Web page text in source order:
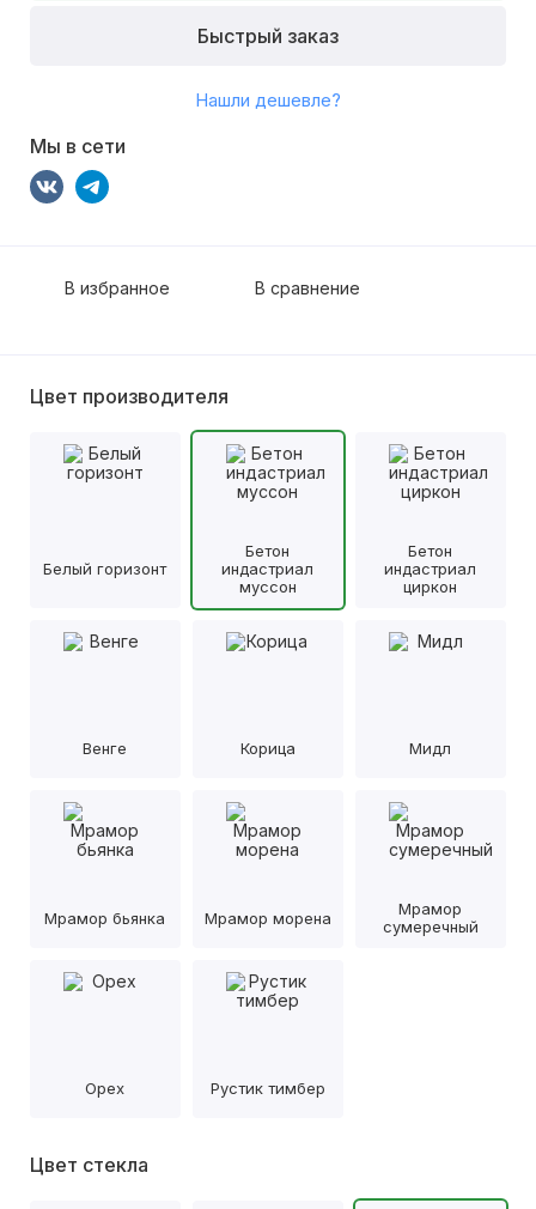
Быстрый заказ
Нашли дешевле?
Мы в сети
В избранное В сравнение
Цвет производителя
Белый горизонт
Бетон
индастриал
муссон
Бетон
индастриал
циркон
Венге Корица Мидл
Мрамор бьянка Мрамор морена
Мрамор
сумеречный
Орех Рустик тимбер
Цвет стекла